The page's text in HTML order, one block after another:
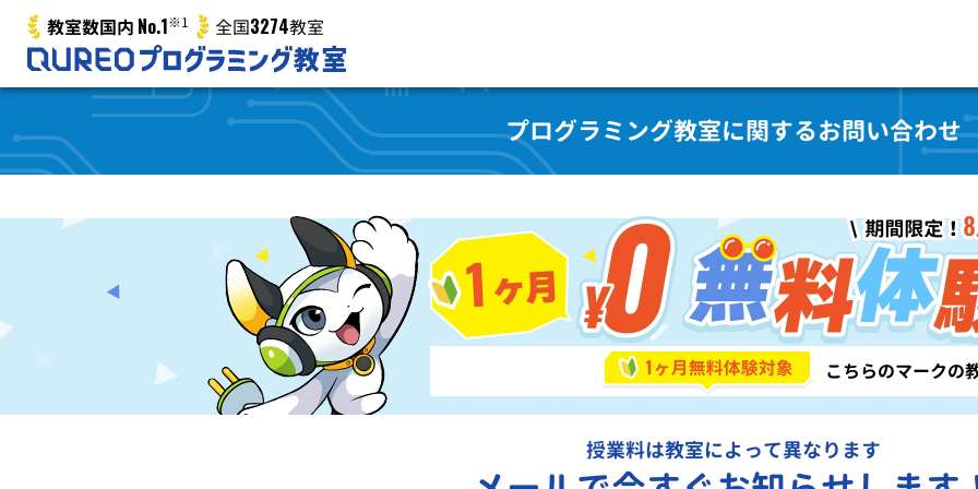
教室数国内 No.1※1 全国3274教室
プログラミング教室に関するお問い合わせ
授業料は教室によって異なります